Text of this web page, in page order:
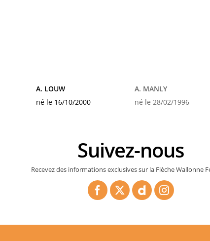
A. LOUW
né le 16/10/2000
A. MANLY
né le 28/02/1996
Suivez-nous
Recevez des informations exclusives sur la Flèche Wallonne